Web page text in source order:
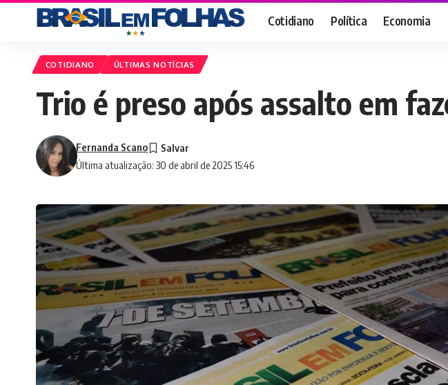
Cotidiano Política Economia
COTIDIANO ÚLTIMAS NOTÍCIAS
Trio é preso após assalto em
Última atualização: 30 de abril de 2025 15:46
Fernanda Scano